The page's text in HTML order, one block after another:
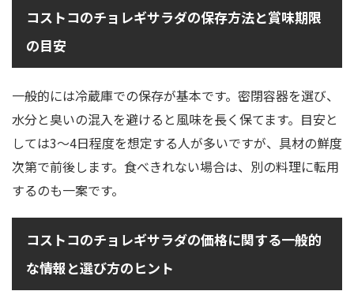
コストコのチョレギサラダの保存方法と賞味期限
の目安
一般的には冷蔵庫での保存が基本です。密閉容器を選び、
水分と臭いの混入を避けると風味を長く保てます。目安と
しては3〜4日程度を想定する人が多いですが、具材の鮮度
次第で前後します。食べきれない場合は、別の料理に転用
するのも一案です。
コストコのチョレギサラダの価格に関する一般的
な情報と選び方のヒント